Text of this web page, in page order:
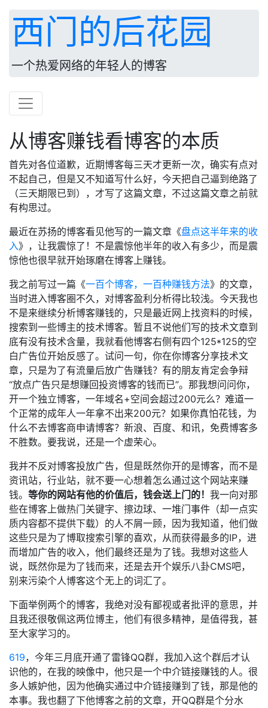
西门的后花园
一个热爱网络的年轻人的博客
从博客赚钱看博客的本质
首先对各位道歉，近期博客每三天才更新一次，确实有点对
不起自己，但是又不知道写什么好，今天把自己逼到绝路了
（三天期限已到），才写了这篇文章，不过这篇文章之前就
有构思过。
最近在苏扬的博客看见他写的一篇文章《盘点这半年来的收
入》，让我震惊了！不是震惊他半年的收入有多少，而是震
惊他也很早就开始琢磨在博客上赚钱。
我之前写过一篇《一百个博客，一百种赚钱方法》的文章，
当时进入博客圈不久，对博客盈利分析得比较浅。今天我也
不是来继续分析博客赚钱的，只是最近网上找资料的时候，
搜索到一些博主的技术博客。暂且不说他们写的技术文章到
底有没有技术含量，我就看他博客右侧有四个125*125的空
白广告位开始反感了。试问一句，你在你博客分享技术文
章，只是为了有流量后放广告赚钱？有的朋友肯定会争辩
“放点广告只是想赚回投资博客的钱而已”。那我想问问你，
开一个独立博客，一年域名+空间会超过200元么？难道一
个正常的成年人一年拿不出来200元？如果你真怕花钱，为
什么不去博客商申请博客？新浪、百度、和讯，免费博客多
不胜数。要我说，还是一个虚荣心。
我并不反对博客投放广告，但是既然你开的是博客，而不是
资讯站，行业站，就不要一心想着怎么通过这个网站来赚
钱。 等你的网站有他的价值后，钱会送上门的！ 我一向对那
些在博客上做热门关键字、擦边球、一堆门事件（却一点实
质内容都不提供下载）的人不屑一顾，因为我知道，他们做
这些只是为了博取搜索引擎的喜欢，从而获得最多的IP，进
而增加广告的收入，他们最终还是为了钱。我想对这些人
说，既然你是为了钱而来，还是去开个娱乐八卦CMS吧，
别来污染个人博客这个无上的词汇了。
下面举例两个的博客，我绝对没有鄙视或者批评的意思，并
且我还很敬佩这两位博主，他们有很多精神，是值得我，甚
至大家学习的。
619，今年三月底开通了雷锋QQ群，我加入这个群后才认
识他的，在我的映像中，他只是一个中介链接赚钱的人。很
多人嫉妒他，因为他确实通过中介链接赚到了钱，那是他的
本事。我也翻了下他博客之前的文章，开QQ群是个分水